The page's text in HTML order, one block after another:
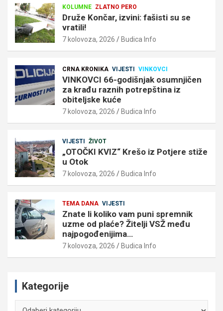
KOLUMNE ZLATNO PERO
Druže Končar, izvini: fašisti su se
vratili!
7 kolovoza, 2026 Budica Info
CRNA KRONIKA VIJESTI VINKOVCI
VINKOVCI 66-godišnjak osumnjičen
za krađu raznih potrepština iz
obiteljske kuće
7 kolovoza, 2026 Budica Info
VIJESTI ŽIVOT
„OTOČKI KVIZ“ Krešo iz Potjere stiže
u Otok
7 kolovoza, 2026 Budica Info
TEMA DANA VIJESTI
Znate li koliko vam puni spremnik
uzme od plaće? Žitelji VSŽ među
najpogođenijima…
7 kolovoza, 2026 Budica Info
Kategorije